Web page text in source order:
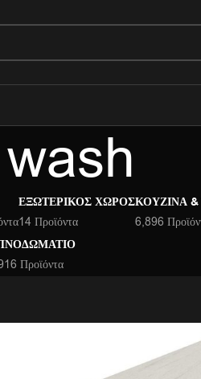
ΕΞΩΤΕΡΙΚΌΣ ΧΏΡΟΣ
14 Προϊόντα
ΚΟΥΖΊΝΑ
6,896
Προϊόντα